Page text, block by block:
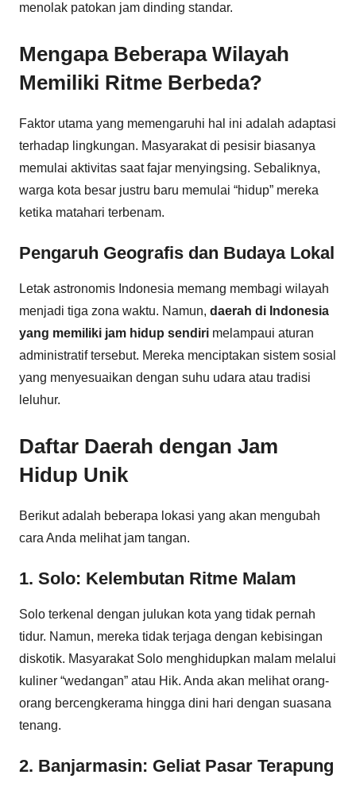
menolak patokan jam dinding standar.
Mengapa Beberapa Wilayah
Memiliki Ritme Berbeda?
Faktor utama yang memengaruhi hal ini adalah adaptasi
terhadap lingkungan. Masyarakat di pesisir biasanya
memulai aktivitas saat fajar menyingsing. Sebaliknya,
warga kota besar justru baru memulai “hidup” mereka
ketika matahari terbenam.
Pengaruh Geografis dan Budaya Lokal
Letak astronomis Indonesia memang membagi wilayah
menjadi tiga zona waktu. Namun, daerah di Indonesia
yang memiliki jam hidup sendiri melampaui aturan
administratif tersebut. Mereka menciptakan sistem sosial
yang menyesuaikan dengan suhu udara atau tradisi
leluhur.
Daftar Daerah dengan Jam
Hidup Unik
Berikut adalah beberapa lokasi yang akan mengubah
cara Anda melihat jam tangan.
1. Solo: Kelembutan Ritme Malam
Solo terkenal dengan julukan kota yang tidak pernah
tidur. Namun, mereka tidak terjaga dengan kebisingan
diskotik. Masyarakat Solo menghidupkan malam melalui
kuliner “wedangan” atau Hik. Anda akan melihat orang-
orang bercengkerama hingga dini hari dengan suasana
tenang.
2. Banjarmasin: Geliat Pasar Terapung